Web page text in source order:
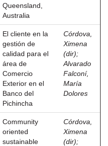
Queensland,
Australia
El cliente en la
gestión de
calidad para el
área de
Comercio
Exterior en el
Banco del
Pichincha
Córdova,
Ximena
(dir);
Alvarado
Falconí,
María
Dolores
Community
oriented
sustainable
Córdova,
Ximena
(dir);